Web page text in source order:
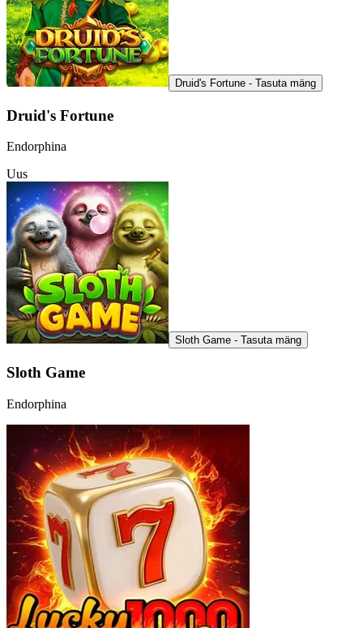
Druid's Fortune - Tasuta mäng
Druid's Fortune
Endorphina
Uus
Sloth Game - Tasuta mäng
Sloth Game
Endorphina